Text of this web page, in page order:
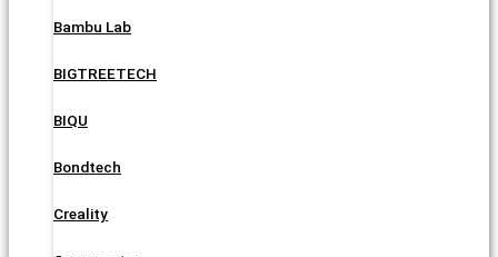
Bambu Lab
BIGTREETECH
BIQU
Bondtech
Creality